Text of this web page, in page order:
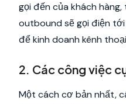
gọi đến của khách
outbound sẽ gọi điện
để kinh doanh kênh
2. Các công việc
Một cách cơ bản nhất,